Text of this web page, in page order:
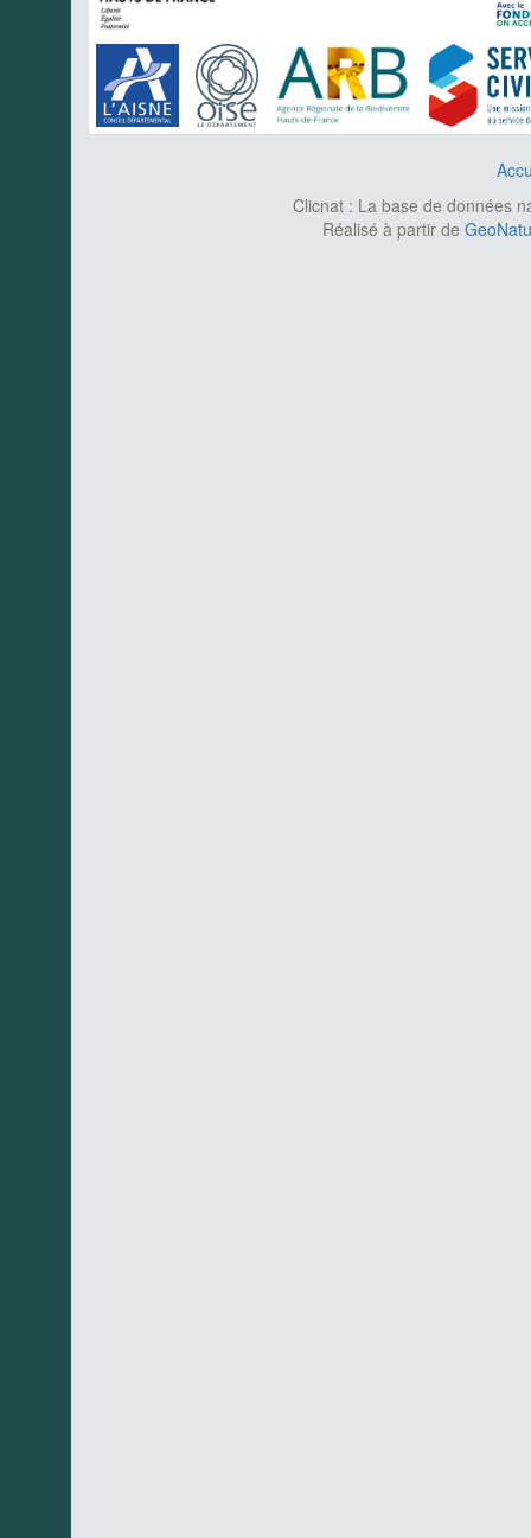
Clicnat : La base de données
Réalisé à partir de